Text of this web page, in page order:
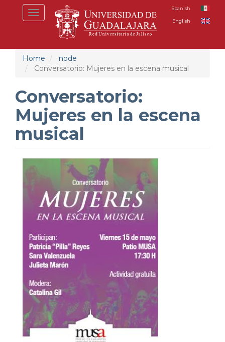
Toggle
navigation
Spanish
English
Home
node
Conversatorio: Mujeres en la escena musical
Conversatorio:
Mujeres en la escena
musical